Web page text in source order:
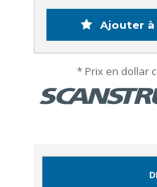
Ajouter
* Prix en dollar